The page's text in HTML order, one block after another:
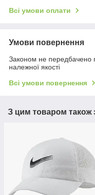
Всі умови оплати
Умови повернення
Законом не передбачено
належної якості
Всі умови повернення
З цим товаром також